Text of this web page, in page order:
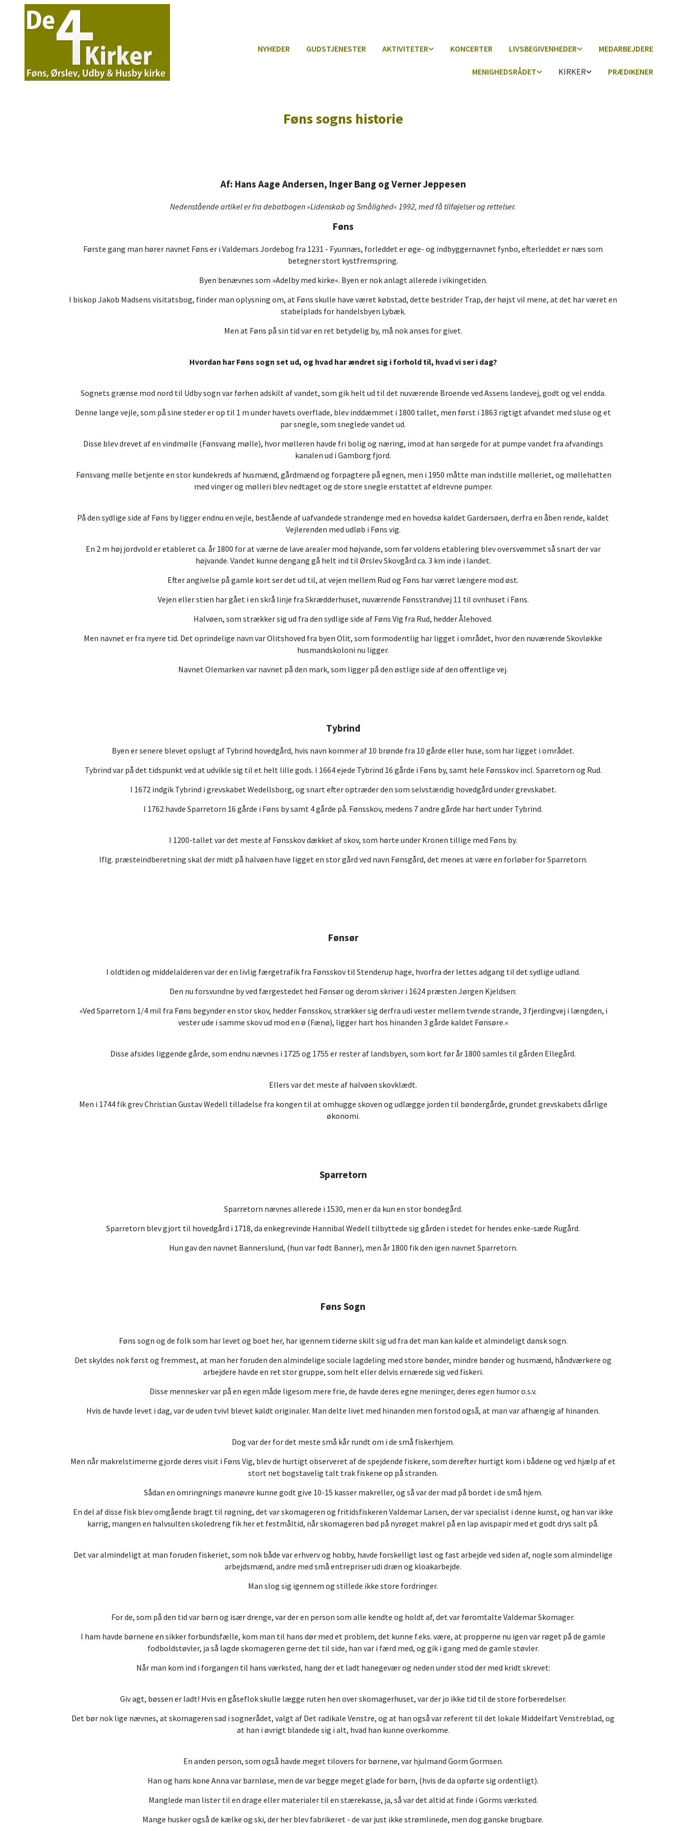
NYHEDER GUDSTJENESTER AKTIVITETER KONCERTER LIVSBEGIVENHEDER MEDARBEJDERE
MENIGHEDSRÅDET KIRKER PRÆDIKENER
Føns sogns historie
Af: Hans Aage Andersen, Inger Bang og Verner Jeppesen
Nedenstående artikel er fra debatbogen »Lidenskab og Smålighed« 1992, med få tilføjelser og rettelser.
Føns
Første gang man hører navnet Føns er i Valdemars Jordebog fra 1231 - Fyunnæs, forleddet er øge- og indbyggernavnet fynbo, efterleddet er næs som
betegner stort kystfremspring.
Byen benævnes som »Adelby med kirke«. Byen er nok anlagt allerede i vikingetiden.
I biskop Jakob Madsens visitatsbog, finder man oplysning om, at Føns skulle have været købstad, dette bestrider Trap, der højst vil mene, at det har været en
stabelplads for handelsbyen Lybæk.
Men at Føns på sin tid var en ret betydelig by, må nok anses for givet.
Hvordan har Føns sogn set ud, og hvad har ændret sig i forhold til, hvad vi ser i dag?
Sognets grænse mod nord til Udby sogn var førhen adskilt af vandet, som gik helt ud til det nuværende Broende ved Assens landevej, godt og vel endda.
Denne lange vejle, som på sine steder er op til 1 m under havets overflade, blev inddæmmet i 1800 tallet, men først i 1863 rigtigt afvandet med sluse og et
par snegle, som sneglede vandet ud.
Disse blev drevet af en vindmølle (Fønsvang mølle), hvor mølleren havde fri bolig og næring, imod at han sørgede for at pumpe vandet fra afvandings
kanalen ud i Gamborg fjord.
Fønsvang mølle betjente en stor kundekreds af husmænd, gårdmænd og forpagtere på egnen, men i 1950 måtte man indstille mølleriet, og møllehatten
med vinger og mølleri blev nedtaget og de store snegle erstattet af eldrevne pumper.
På den sydlige side af Føns by ligger endnu en vejle, bestående af uafvandede strandenge med en hovedsø kaldet Gardersøen, derfra en åben rende, kaldet
Vejlerenden med udløb i Føns vig.
En 2 m høj jordvold er etableret ca. år 1800 for at værne de lave arealer mod højvande, som før voldens etablering blev oversvømmet så snart der var
højvande. Vandet kunne dengang gå helt ind til Ørslev Skovgård ca. 3 km inde i landet.
Efter angivelse på gamle kort ser det ud til, at vejen mellem Rud og Føns har været længere mod øst.
Vejen eller stien har gået i en skrå linje fra Skrædderhuset, nuværende Fønsstrandvej 11 til ovnhuset i Føns.
Halvøen, som strækker sig ud fra den sydlige side af Føns Vig fra Rud, hedder Ålehoved.
Men navnet er fra nyere tid. Det oprindelige navn var Olitshoved fra byen Olit, som formodentlig har ligget i området, hvor den nuværende Skovløkke
husmandskoloni nu ligger.
Navnet Olemarken var navnet på den mark, som ligger på den østlige side af den offentlige vej.
Tybrind
Byen er senere blevet opslugt af Tybrind hovedgård, hvis navn kommer af 10 brønde fra 10 gårde eller huse, som har ligget i området.
Tybrind var på det tidspunkt ved at udvikle sig til et helt lille gods. I 1664 ejede Tybrind 16 gårde i Føns by, samt hele Fønsskov incl. Sparretorn og Rud.
I 1672 indgik Tybrind i grevskabet Wedellsborg, og snart efter optræder den som selvstændig hovedgård under grevskabet.
I 1762 havde Sparretorn 16 gårde i Føns by samt 4 gårde på. Fønsskov, medens 7 andre gårde har hørt under Tybrind.
I 1200-tallet var det meste af Fønsskov dækket af skov, som hørte under Kronen tillige med Føns by.
Iflg. præsteindberetning skal der midt på halvøen have ligget en stor gård ved navn Fønsgård, det menes at være en forløber for Sparretorn.
Fønsør
I oldtiden og middelalderen var der en livlig færgetrafik fra Fønsskov til Stenderup hage, hvorfra der lettes adgang til det sydlige udland.
Den nu forsvundne by ved færgestedet hed Fønsør og derom skriver i 1624 præsten Jørgen Kjeldsen:
»Ved Sparretorn 1/4 mil fra Føns begynder en stor skov, hedder Fønsskov, strækker sig derfra udi vester mellem tvende strande, 3 fjerdingvej i længden, i
vester ude i samme skov ud mod en ø (Fænø), ligger hart hos hinanden 3 gårde kaldet Fønsøre.«
Disse afsides liggende gårde, som endnu nævnes i 1725 og 1755 er rester af landsbyen, som kort før år 1800 samles til gården Ellegård.
Ellers var det meste af halvøen skovklædt.
Men i 1744 fik grev Christian Gustav Wedell tilladelse fra kongen til at omhugge skoven og udlægge jorden til bøndergårde, grundet grevskabets dårlige
økonomi.
Sparretorn
Sparretorn nævnes allerede i 1530, men er da kun en stor bondegård.
Sparretorn blev gjort til hovedgård i 1718, da enkegrevinde Hannibal Wedell tilbyttede sig gården i stedet for hendes enke-sæde Rugård.
Hun gav den navnet Bannerslund, (hun var født Banner), men år 1800 fik den igen navnet Sparretorn.
Føns Sogn
Føns sogn og de folk som har levet og boet her, har igennem tiderne skilt sig ud fra det man kan kalde et almindeligt dansk sogn.
Det skyldes nok først og fremmest, at man her foruden den almindelige sociale lagdeling med store bønder, mindre bønder og husmænd, håndværkere og
arbejdere havde en ret stor gruppe, som helt eller delvis ernærede sig ved fiskeri.
Disse mennesker var på en egen måde ligesom mere frie, de havde deres egne meninger, deres egen humor o.s.v.
Hvis de havde levet i dag, var de uden tvivl blevet kaldt originaler. Man delte livet med hinanden men forstod også, at man var afhængig af hinanden.
Dog var der for det meste små kår rundt om i de små fiskerhjem.
Men når makrelstimerne gjorde deres visit i Føns Vig, blev de hurtigt observeret af de spejdende fiskere, som derefter hurtigt kom i bådene og ved hjælp af et
stort net bogstavelig talt trak fiskene op på stranden.
Sådan en omringnings manøvre kunne godt give 10-15 kasser makreller, og så var der mad på bordet i de små hjem.
En del af disse fisk blev omgående bragt til røgning, det var skomageren og fritidsfiskeren Valdemar Larsen, der var specialist i denne kunst, og han var ikke
karrig, mangen en halvsulten skoledreng fik her et festmåltid, når skomageren bød på nyrøget makrel på en lap avispapir med et godt drys salt på.
Det var almindeligt at man foruden fiskeriet, som nok både var erhverv og hobby, havde forskelligt løst og fast arbejde ved siden af, nogle som almindelige
arbejdsmænd, andre med små entrepriser udi dræn og kloakarbejde.
Man slog sig igennem og stillede ikke store fordringer.
For de, som på den tid var børn og især drenge, var der en person som alle kendte og holdt af, det var føromtalte Valdemar Skomager.
I ham havde børnene en sikker forbundsfælle, kom man til hans dør med et problem, det kunne f.eks. være, at propperne nu igen var røget på de gamle
fodboldstøvler, ja så lagde skomageren gerne det til side, han var i færd med, og gik i gang med de gamle støvler.
Når man kom ind i forgangen til hans værksted, hang der et ladt hanegevær og neden under stod der med kridt skrevet:
Giv agt, bøssen er ladt! Hvis en gåseflok skulle lægge ruten hen over skomagerhuset, var der jo ikke tid til de store forberedelser.
Det bør nok lige nævnes, at skomageren sad i sognerådet, valgt af Det radikale Venstre, og at han også var referent til det lokale Middelfart Venstreblad, og
at han i øvrigt blandede sig i alt, hvad han kunne overkomme.
En anden person, som også havde meget tilovers for børnene, var hjulmand Gorm Gormsen.
Han og hans kone Anna var barnløse, men de var begge meget glade for børn, (hvis de da opførte sig ordentligt).
Manglede man lister til en drage eller materialer til en stærekasse, ja, så var det altid at finde i Gorms værksted.
Mange husker også de kælke og ski, der her blev fabrikeret - de var just ikke strømlinede, men dog ganske brugbare.